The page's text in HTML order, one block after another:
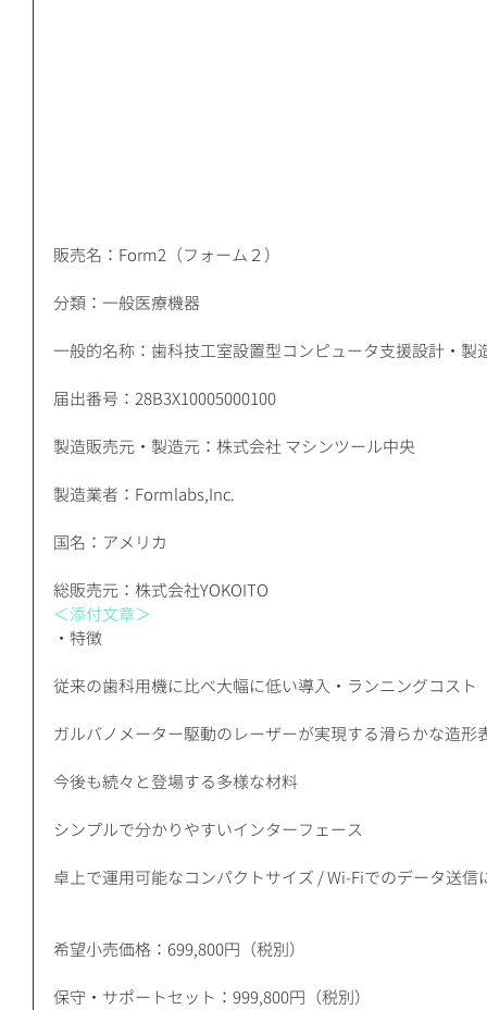
販売名：Form2（フォーム２）
分類：一般医療機器
一般的名称：歯科技工室設置型コンピュータ支援設計・製
届出番号：28B3X10005000100
製造販売元・製造元：株式会社 マシンツール中央
製造業者：Formlabs,Inc.
国名：アメリカ
総販売元：株式会社YOKOITO
＜添付文章＞
・特徴
従来の歯科用機に比べ大幅に低い導入・ランニングコスト
ガルバノメーター駆動のレーザーが実現する滑らかな造形
今後も続々と登場する多様な材料
シンプルで分かりやすいインターフェース
卓上で運用可能なコンパクトサイズ / Wi-Fiでのデータ送信
希望小売価格：699,800円（税別）
保守・サポートセット：999,800円（税別）